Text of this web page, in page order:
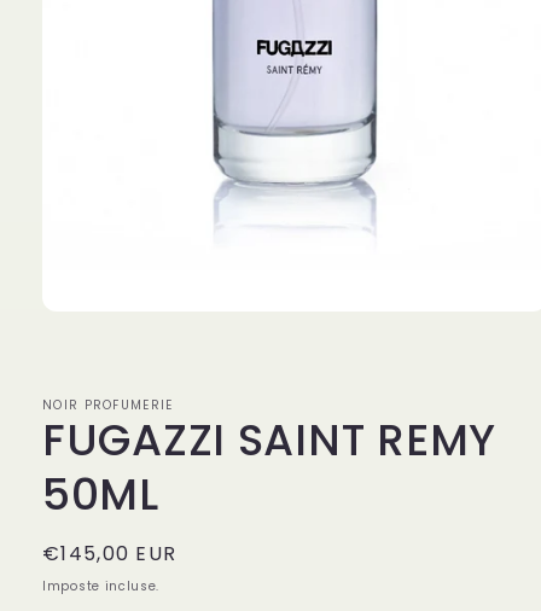
finestra
modale
NOIR PROFUMERIE
FUGAZZI SAINT REMY
50ML
Prezzo
di
€145,00 EUR
Imposte incluse.